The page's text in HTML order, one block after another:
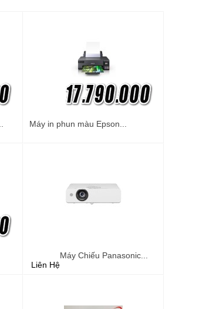
Máy in phun màu Epson...
Liên Hệ
Máy Chiếu Panasonic...